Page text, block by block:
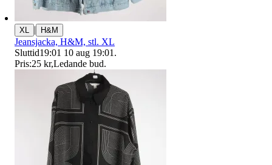
XL | H&M
Jeansjacka, H&M, stl. XL
Sluttid19:01 10 aug 19:01 .
Pris:25 kr,Ledande bud.